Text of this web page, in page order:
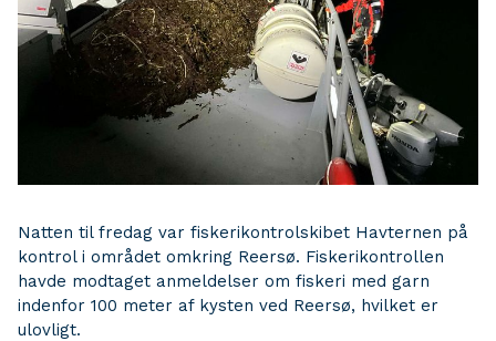
Natten til fredag var fiskerikontrolskibet Havternen på
kontrol i området omkring Reersø. Fiskerikontrollen
havde modtaget anmeldelser om fiskeri med garn
indenfor 100 meter af kysten ved Reersø, hvilket er
ulovligt.